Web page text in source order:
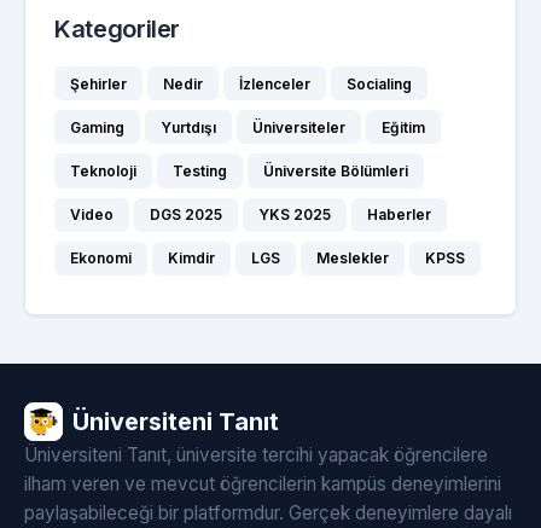
Kategoriler
Şehirler Nedir İzlenceler Socialing
Gaming Yurtdışı Üniversiteler Eğitim
Teknoloji Testing Üniversite Bölümleri
Video DGS 2025 YKS 2025 Haberler
Ekonomi Kimdir LGS Meslekler KPSS
Üniversiteni Tanıt
Üniversiteni Tanıt, üniversite tercihi yapacak öğrencilere
ilham veren ve mevcut öğrencilerin kampüs deneyimlerini
paylaşabileceği bir platformdur. Gerçek deneyimlere dayalı